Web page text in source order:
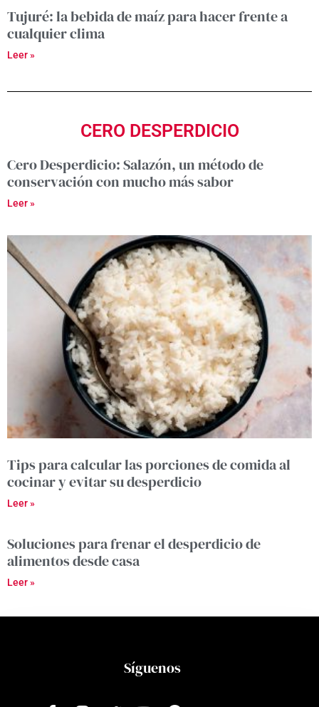
Tujuré: la bebida de maíz para hacer frente a
cualquier clima
Leer »
CERO DESPERDICIO
Cero Desperdicio: Salazón, un método de
conservación con mucho más sabor
Leer »
Tips para calcular las porciones de comida al
cocinar y evitar su desperdicio
Leer »
Soluciones para frenar el desperdicio de
alimentos desde casa
Leer »
Síguenos